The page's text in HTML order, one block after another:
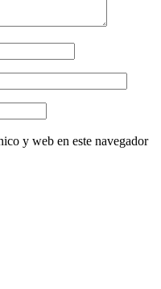
y web en este navegador